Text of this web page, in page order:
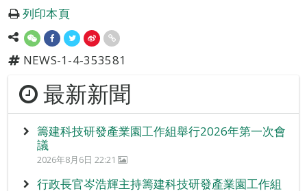
列印本頁
NEWS-1-4-353581
最新新聞
籌建科技研發產業園工作組舉行2026年第一次會
議
2026年8月6日 22:21
行政長官岑浩輝主持籌建科技研發產業園工作組